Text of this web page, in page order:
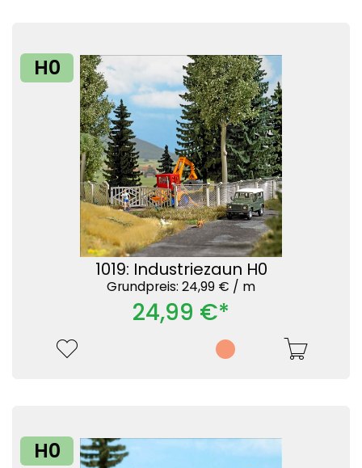
H0
1019: Industriezaun H0
Grundpreis: 24,99 € / m
24,99 €*
H0